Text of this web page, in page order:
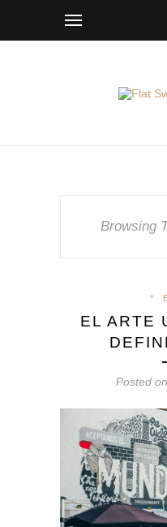
Browsing
*
EL ARTE
Posted